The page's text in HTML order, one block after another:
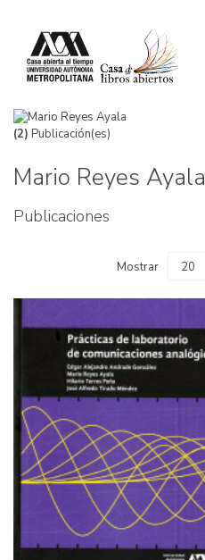
(2) Publicación(es)
Mario Reyes Ayala
Publicaciones
Mostrar